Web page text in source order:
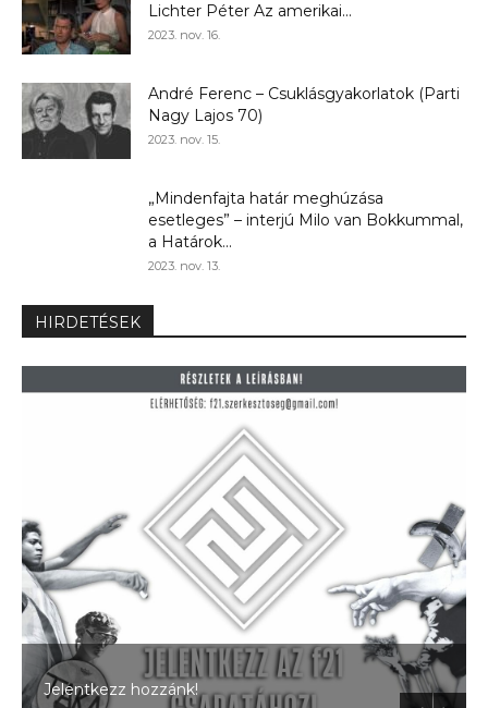
Lichter Péter Az amerikai...
2023. nov. 16.
André Ferenc – Csuklásgyakorlatok (Parti
Nagy Lajos 70)
2023. nov. 15.
„Mindenfajta határ meghúzása
esetleges” – interjú Milo van Bokkummal,
a Határok...
2023. nov. 13.
HIRDETÉSEK
Jelentkezz hozzánk!